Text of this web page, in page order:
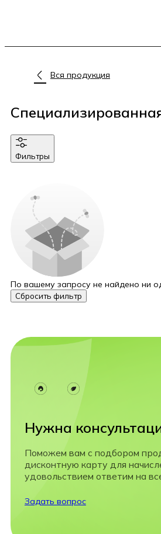
Вся продукция
Фильтры
По вашему запросу не найдено ни
Сбросить фильтр
Нужна
Поможем вам с подбором
дисконтную карту для
удовольствием ответим на
Задать вопрос